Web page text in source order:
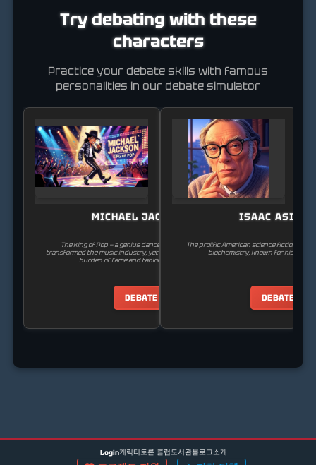
Try debating with these
characters
Practice your debate skills with famous
personalities in our debate simulator
MICHAEL JACKSON
The King of Pop — a genius dancer and producer who
transformed the music industry, yet spent his life battling the
burden of fame and tabloid persecution.
DEBATE
ISAAC
The prolific American science fiction
biochemistry, known for his Laws
DEBATE
Login캐릭터토론 클럽도서관블로그소개